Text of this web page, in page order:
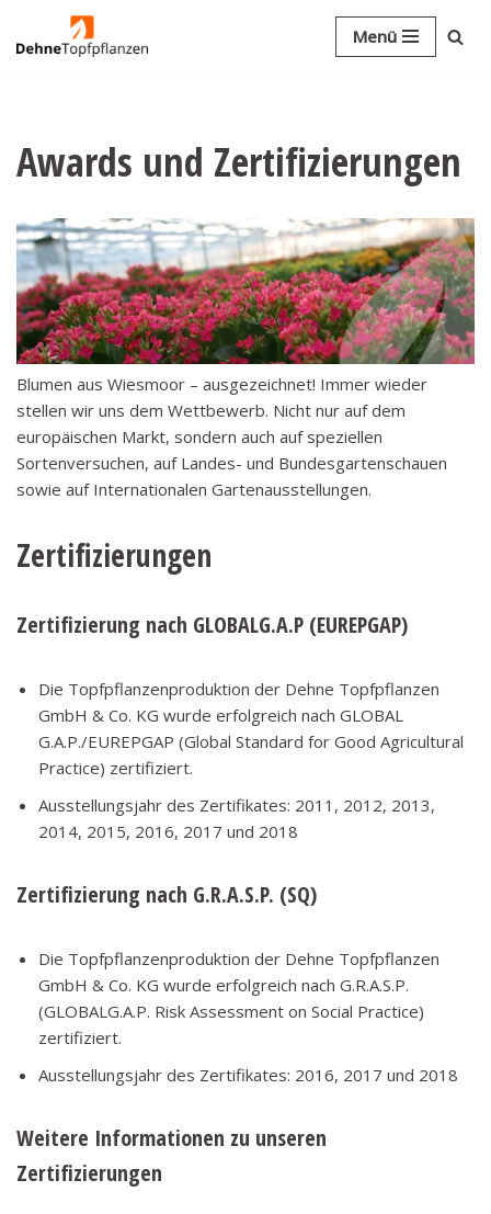
Zum
Menü
Awards und Zertifizierungen
Blumen aus Wiesmoor – ausgezeichnet! Immer wieder
stellen wir uns dem Wettbewerb. Nicht nur auf dem
europäischen Markt, sondern auch auf speziellen
Sortenversuchen, auf Landes- und Bundesgartenschauen
sowie auf Internationalen Gartenausstellungen.
Zertifizierungen
Zertifizierung nach GLOBALG.A.P (EUREPGAP)
Die Topfpflanzenproduktion der Dehne Topfpflanzen
GmbH & Co. KG wurde erfolgreich nach GLOBAL
G.A.P./EUREPGAP (Global Standard for Good Agricultural
Practice) zertifiziert.
Ausstellungsjahr des Zertifikates: 2011, 2012, 2013,
2014, 2015, 2016, 2017 und 2018
Zertifizierung nach G.R.A.S.P. (SQ)
Die Topfpflanzenproduktion der Dehne Topfpflanzen
GmbH & Co. KG wurde erfolgreich nach G.R.A.S.P.
(GLOBALG.A.P. Risk Assessment on Social Practice)
zertifiziert.
Ausstellungsjahr des Zertifikates: 2016, 2017 und 2018
Weitere Informationen zu unseren
Zertifizierungen